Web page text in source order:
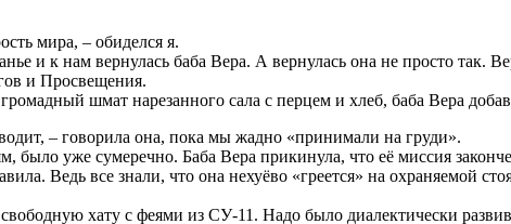
мира, – обиделся я.
и к нам вернулась баба Вера. А вернулась она не просто так.
и Просвещения.
шмат нарезанного сала с перцем и хлеб, баба Вера
– говорила она, пока мы жадно «принимали на груди».
уже сумеречно. Баба Вера прикинула, что её миссия
Ведь все знали, что она нехуёво «греется» на охраняемой
хату с феями из СУ-11. Надо было диалектически